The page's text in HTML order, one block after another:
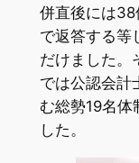
併直後には
で返答する等
だけました。
では公認会計
む総勢19名体
した。